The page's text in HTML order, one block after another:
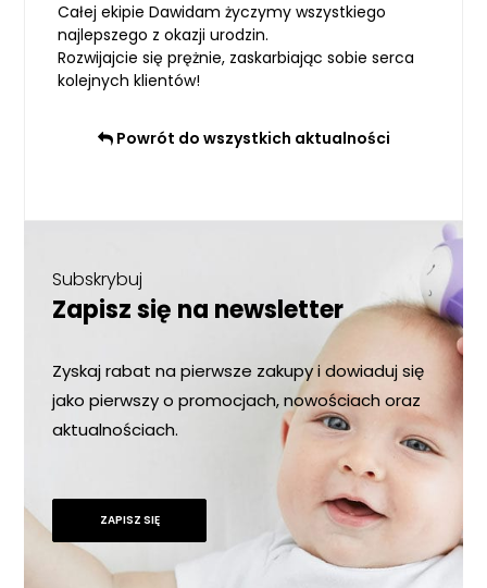
Całej ekipie Dawidam życzymy wszystkiego
najlepszego z okazji urodzin.
Rozwijajcie się prężnie, zaskarbiając sobie serca
kolejnych klientów!
Powrót do wszystkich aktualności
Subskrybuj
Zapisz się na newsletter
Zyskaj rabat na pierwsze zakupy i dowiaduj się
jako pierwszy o promocjach, nowościach oraz
aktualnościach.
ZAPISZ SIĘ